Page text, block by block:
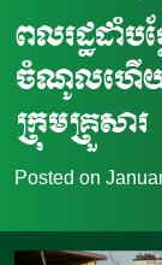
ពលរដ្ឋដាំប
ចំណូលហើយ
ក្រុមគ្រួសារ
Posted on